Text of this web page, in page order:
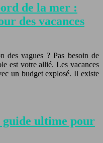
de la mer :
des vacances
des vagues ? Pas besoin de
est votre allié. Les vacances
un budget explosé. Il existe
guide ultime pour